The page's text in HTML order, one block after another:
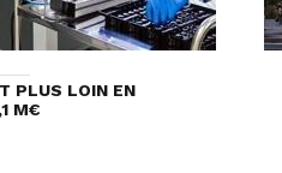
PLUS LOIN EN
M€